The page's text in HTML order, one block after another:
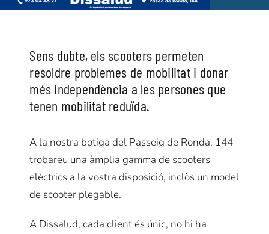
Sens dubte, els scooters permeten
resoldre problemes de mobilitat i donar
més independència a les persones que
tenen mobilitat reduïda.
A la nostra botiga del Passeig de Ronda, 144
trobareu una àmplia gamma de scooters
elèctrics a la vostra disposició, inclòs un model
de scooter plegable.
A Dissalud, cada client és únic, no hi ha